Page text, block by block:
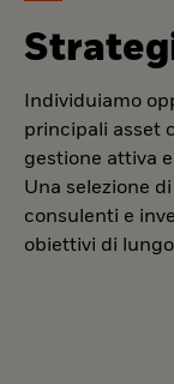
Individuiamo
principali asset
gestione attiva
Una selezione
consulenti e
obiettivi di